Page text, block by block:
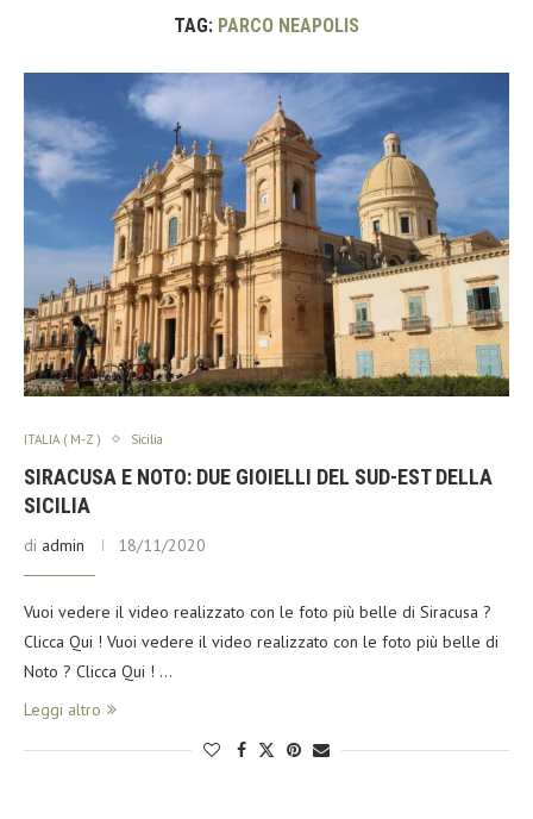
TAG: PARCO NEAPOLIS
ITALIA ( M-Z ) Sicilia
SIRACUSA E NOTO: DUE GIOIELLI DEL SUD-EST DELLA
SICILIA
di admin 18/11/2020
Vuoi vedere il video realizzato con le foto più belle di Siracusa ?
Clicca Qui ! Vuoi vedere il video realizzato con le foto più belle di
Noto ? Clicca Qui ! …
Leggi altro